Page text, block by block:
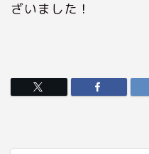
ざいました！